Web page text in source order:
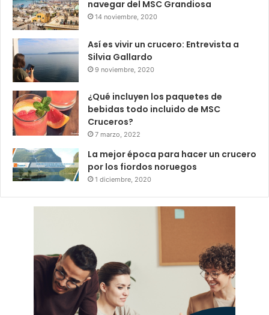
navegar del MSC Grandiosa
14 noviembre, 2020
Así es vivir un crucero: Entrevista a
Silvia Gallardo
9 noviembre, 2020
¿Qué incluyen los paquetes de
bebidas todo incluido de MSC
Cruceros?
7 marzo, 2022
La mejor época para hacer un crucero
por los fiordos noruegos
1 diciembre, 2020